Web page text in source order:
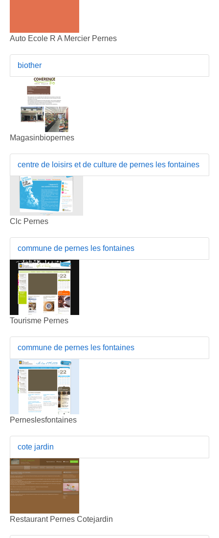
Auto Ecole R A Mercier Pernes
biother
Magasinbiopernes
centre de loisirs et de culture de pernes les fontaines
Clc Pernes
commune de pernes les fontaines
Tourisme Pernes
commune de pernes les fontaines
Perneslesfontaines
cote jardin
Restaurant Pernes Cotejardin